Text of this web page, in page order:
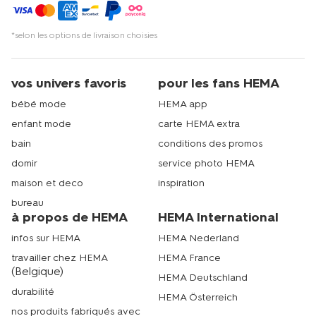
*selon les options de livraison choisies
vos univers favoris
bébé mode
enfant mode
bain
domir
maison et deco
bureau
pour les fans HEMA
HEMA app
carte HEMA extra
conditions des promos
service photo HEMA
inspiration
à propos de HEMA
infos sur HEMA
travailler chez HEMA
(Belgique)
durabilité
nos produits fabriqués avec
HEMA International
HEMA Nederland
HEMA France
HEMA Deutschland
HEMA Österreich